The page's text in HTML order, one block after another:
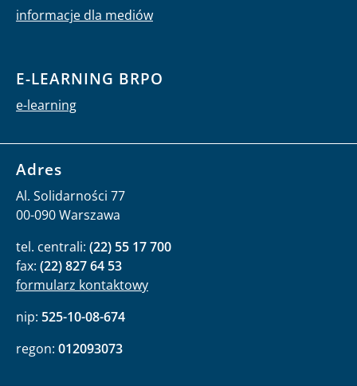
informacje dla mediów
E-LEARNING BRPO
e-learning
Adres
Al. Solidarności 77
00-090 Warszawa
tel. centrali: (22) 55 17 700
fax: (22) 827 64 53
formularz kontaktowy
nip: 525-10-08-674
regon: 012093073